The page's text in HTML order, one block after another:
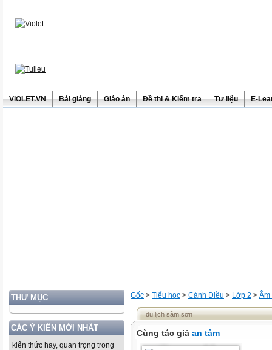
ViOLET.VN Bài giảng Giáo án Đề thi & Kiểm tra Tư liệu E-
THƯ MỤC
CÁC Ý KIẾN MỚI NHẤT
kiến thức hay, quan trọng trong
Gốc > Tiểu học > Cánh Diều > Lớp 2 > Âm
du lịch sầm sơn
Cùng tác giả an tâm